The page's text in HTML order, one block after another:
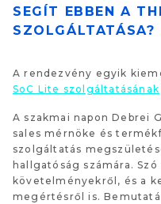
SEGÍT EBBEN A
SZOLGÁLTATÁSA?
A rendezvény egyik
SoC Lite szolgáltatásának
A szakmai napon Debrei
sales mérnöke és
szolgáltatás
hallgatóság számára.
követelményekről, és a
megértésről is.